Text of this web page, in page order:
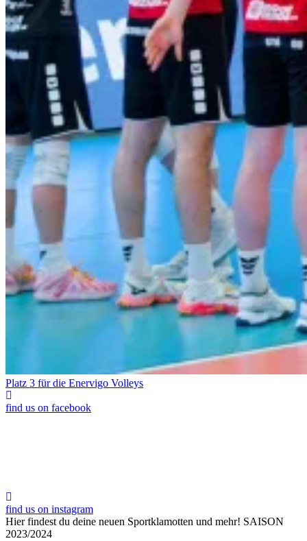
Platz 3 für die Enervigo Volleys
find us on facebook
find us on instagram
Hier findest du deine neuen Sportklamotten und mehr! SAISON
2023/2024